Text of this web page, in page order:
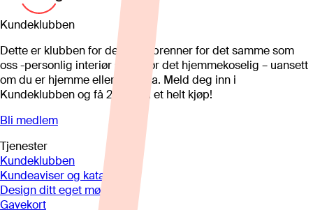
Kundeklubben
Dette er klubben for deg som brenner for det samme som
oss -personlig interiør som gjør det hjemmekoselig – uansett
om du er hjemme eller på hytta. Meld deg inn i
Kundeklubben og få 25%* på et helt kjøp!
Bli medlem
Tjenester
Kundeklubben
Kundeaviser og kataloger
Design ditt eget møbel
Gavekort